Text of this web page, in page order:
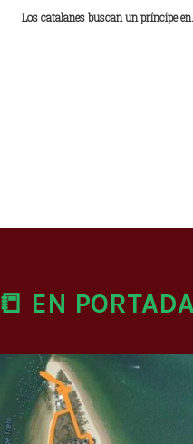
Los catalanes buscan un príncipe
📒 EN